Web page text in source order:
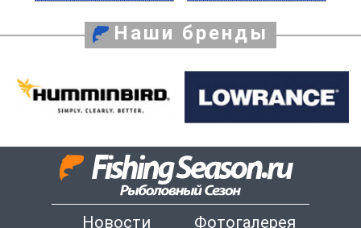
Наши бренды
Новости Фотогалерея